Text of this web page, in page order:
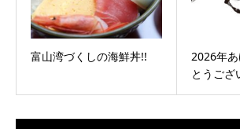
富山湾づくしの海鮮丼!!
2026年
とうござ